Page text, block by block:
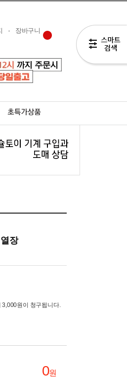
장바구니
장
3,000원이 청구됩니다.
0원